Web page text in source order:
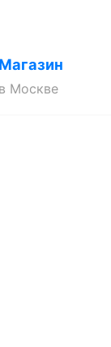
Магазин
в Москве